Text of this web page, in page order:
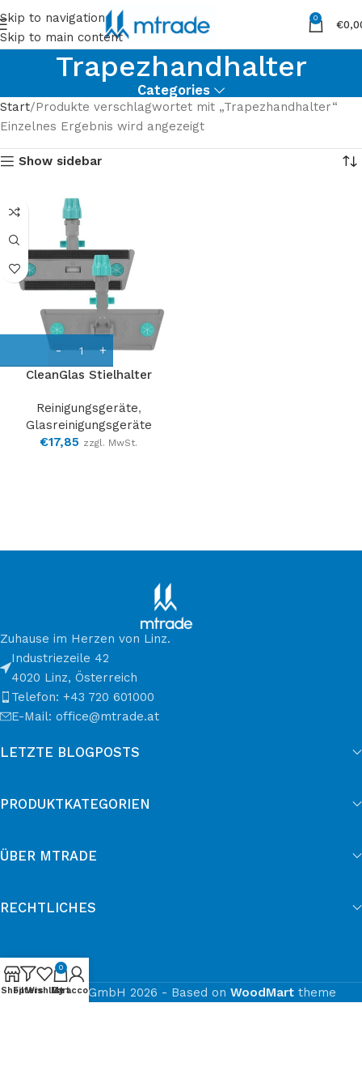
Skip to navigation
Skip to main content
0
€
Trapezhandhalter
Categories
Start Produkte verschlagwortet mit „Trapezhandhalter“
Einzelnes Ergebnis wird angezeigt
Show sidebar
CleanGlas Stielhalter
Reinigungsgeräte,
Glasreinigungsgeräte
€17,85 zzgl. MwSt.
Zuhause im Herzen von Linz.
Industriezeile 42
4020 Linz, Österreich
Telefon: +43 720 601000
E-Mail: office@mtrade.at
LETZTE BLOGPOSTS
PRODUKTKATEGORIEN
ÜBER MTRADE
RECHTLICHES
© mtrade GmbH 2026 - Based on WoodMarttheme
ShopFilters
Wishlist
0
Cart
My account